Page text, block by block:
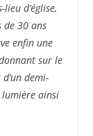
d’église,
de 30 ans
enfin une
sur le
demi-
lumière ainsi